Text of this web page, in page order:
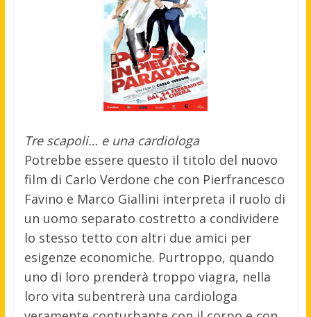
Tre scapoli… e una cardiologa
Potrebbe essere questo il titolo del nuovo
film di Carlo Verdone che con Pierfrancesco
Favino e Marco Giallini interpreta il ruolo di
un uomo separato costretto a condividere
lo stesso tetto con altri due amici per
esigenze economiche. Purtroppo, quando
uno di loro prenderà troppo viagra, nella
loro vita subentrerà una cardiologa